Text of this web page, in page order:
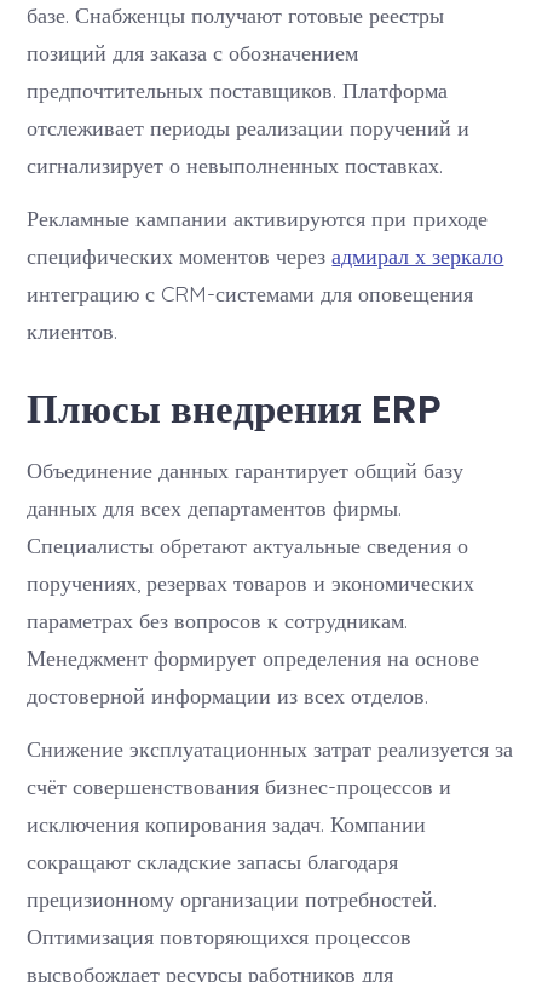
базе. Снабженцы получают готовые реестры
позиций для заказа с обозначением
предпочтительных поставщиков. Платформа
отслеживает периоды реализации поручений и
сигнализирует о невыполненных поставках.
Рекламные кампании активируются при приходе
специфических моментов черезадмирал х зеркало
интеграцию с CRM-системами для оповещения
клиентов.
Плюсы внедрения ERP
Объединение данных гарантирует общий базу
данных для всех департаментов фирмы.
Специалисты обретают актуальные сведения о
поручениях, резервах товаров и экономических
параметрах без вопросов к сотрудникам.
Менеджмент формирует определения на основе
достоверной информации из всех отделов.
Снижение эксплуатационных затрат реализуется за
счёт совершенствования бизнес-процессов и
исключения копирования задач. Компании
сокращают складские запасы благодаря
прецизионному организации потребностей.
Оптимизация повторяющихся процессов
высвобождает ресурсы работников для